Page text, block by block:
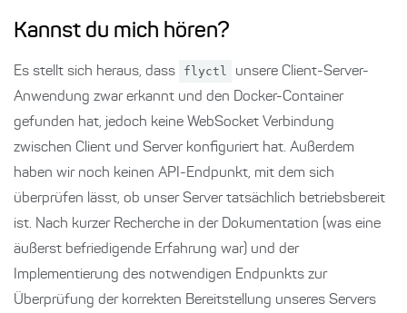
Kannst du mich hören?
Es stellt sich heraus, dass flyctl
unsere Client-Server-
Anwendung zwar erkannt und den Docker-Container
gefunden hat, jedoch keine WebSocket Verbindung
zwischen Client und Server konfiguriert hat. Außerdem
haben wir noch keinen API-Endpunkt, mit dem sich
überprüfen lässt, ob unser Server tatsächlich betriebsbereit
ist. Nach kurzer Recherche in der Dokumentation (was eine
äußerst befriedigende Erfahrung war) und der
Implementierung des notwendigen Endpunkts zur
Überprüfung der korrekten Bereitstellung unseres Servers